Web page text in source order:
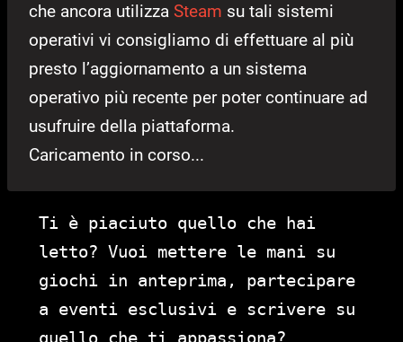
che ancora utilizza Steam su tali sistemi
operativi vi consigliamo di effettuare al più
presto l’aggiornamento a un sistema
operativo più recente per poter continuare ad
usufruire della piattaforma.
Caricamento in corso...
Ti è piaciuto quello che hai
letto? Vuoi mettere le mani su
giochi in anteprima, partecipare
a eventi esclusivi e scrivere su
quello che ti appassiona?